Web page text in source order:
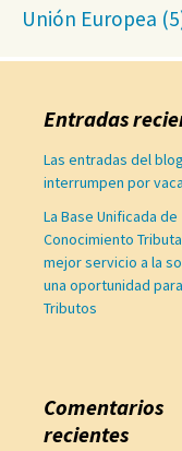
Unión Europea
Entradas
Las entradas del
interrumpen por
La Base Unificada de
Conocimiento
mejor servicio a la
una oportunidad para
Tributos
Comentarios
recientes